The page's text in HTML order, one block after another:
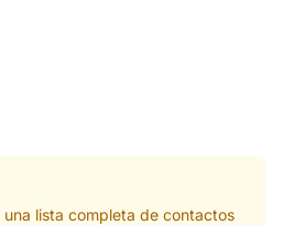
una lista completa de contactos